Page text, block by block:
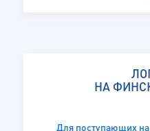
НА
Для поступающих